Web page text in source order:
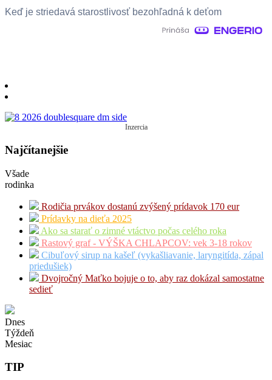
Keď je striedavá starostlivosť bezohľadná k deťom
Inzercia
Najčítanejšie
Všade
rodinka
Rodičia prvákov dostanú zvýšený prídavok 170 eur
Prídavky na dieťa 2025
Ako sa starať o zimné vtáctvo počas celého roka
Rastový graf - VÝŠKA CHLAPCOV: vek 3-18 rokov
Cibuľový sirup na kašeľ (vykašliavanie, laryngitída, zápal
priedušiek)
Dvojročný Maťko bojuje o to, aby raz dokázal samostatne
sedieť
Dnes
Týždeň
Mesiac
TIP